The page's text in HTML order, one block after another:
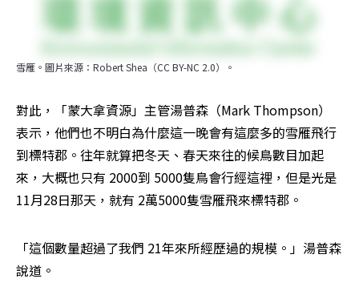
雪雁。圖片來源：Robert Shea（CC BY-NC 2.0）。
對此，「蒙大拿資源」主管湯普森（Mark Thompson）
表示，他們也不明白為什麼這一晚會有這麼多的雪雁飛行
到標特郡。往年就算把冬天、春天來往的候鳥數目加起
來，大概也只有 2000到 5000隻鳥會行經這裡，但是光是
11月28日那天，就有 2萬5000隻雪雁飛來標特郡。
「這個數量超過了我們 21年來所經歷過的規模。」湯普森
說道。